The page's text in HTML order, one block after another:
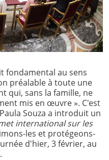
fondamental au sens
préalable à toute une
qui, sans la famille, ne
mis en œuvre ». C'est
Souza a introduit un
international sur les
les et protégeons-
d'hier, 3 février, au